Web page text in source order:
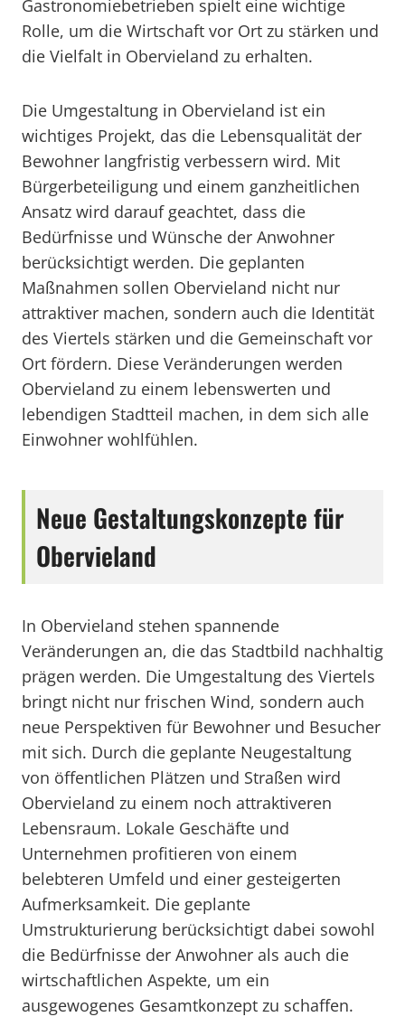
Gastronomiebetrieben spielt eine wichtige
Rolle, um die Wirtschaft vor Ort zu stärken und
die Vielfalt in Obervieland zu erhalten.
Die Umgestaltung in Obervieland ist ein
wichtiges Projekt, das die Lebensqualität der
Bewohner langfristig verbessern wird. Mit
Bürgerbeteiligung und einem ganzheitlichen
Ansatz wird darauf geachtet, dass die
Bedürfnisse und Wünsche der Anwohner
berücksichtigt werden. Die geplanten
Maßnahmen sollen Obervieland nicht nur
attraktiver machen, sondern auch die Identität
des Viertels stärken und die Gemeinschaft vor
Ort fördern. Diese Veränderungen werden
Obervieland zu einem lebenswerten und
lebendigen Stadtteil machen, in dem sich alle
Einwohner wohlfühlen.
Neue Gestaltungskonzepte für
Obervieland
In Obervieland stehen spannende
Veränderungen an, die das Stadtbild nachhaltig
prägen werden. Die Umgestaltung des Viertels
bringt nicht nur frischen Wind, sondern auch
neue Perspektiven für Bewohner und Besucher
mit sich. Durch die geplante Neugestaltung
von öffentlichen Plätzen und Straßen wird
Obervieland zu einem noch attraktiveren
Lebensraum. Lokale Geschäfte und
Unternehmen profitieren von einem
belebteren Umfeld und einer gesteigerten
Aufmerksamkeit. Die geplante
Umstrukturierung berücksichtigt dabei sowohl
die Bedürfnisse der Anwohner als auch die
wirtschaftlichen Aspekte, um ein
ausgewogenes Gesamtkonzept zu schaffen.